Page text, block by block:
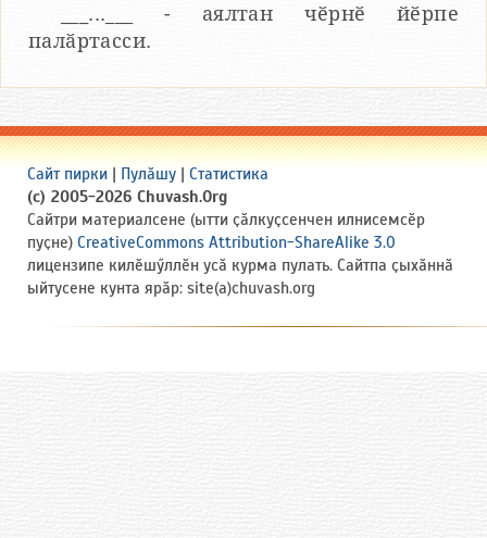
___...___ - аялтан чӗрнӗ йӗрпе
палӑртасси.
Сайт пирки | Пулӑшу | Статистика
(c) 2005-2026 Chuvash.Org
Сайтри материалсене (ытти ҫӑлкуҫсенчен илнисемсӗр
пуҫне) CreativeCommons Attribution-ShareAlike 3.0
лицензипе килӗшӳллӗн усӑ курма пулать. Сайтпа ҫыхӑннӑ
ыйтусене кунта ярӑр: site(a)chuvash.org